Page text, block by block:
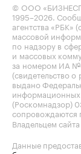
© ООО
1995–2026.
агентства «РБК»
массовой
по надзору в
и массовых
за номером ИА
(свидетельство
выдано
информационных
(Роскомнадзор)
сопровождаются
Владельцем
Данные